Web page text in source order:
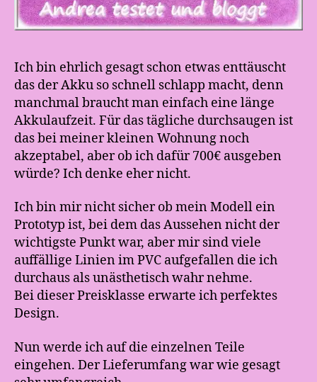
Ich bin ehrlich gesagt schon etwas enttäuscht
das der Akku so schnell schlapp macht, denn
manchmal braucht man einfach eine länge
Akkulaufzeit. Für das tägliche durchsaugen ist
das bei meiner kleinen Wohnung noch
akzeptabel, aber ob ich dafür 700€ ausgeben
würde? Ich denke eher nicht.
Ich bin mir nicht sicher ob mein Modell ein
Prototyp ist, bei dem das Aussehen nicht der
wichtigste Punkt war, aber mir sind viele
auffällige Linien im PVC aufgefallen die ich
durchaus als unästhetisch wahr nehme.
Bei dieser Preisklasse erwarte ich perfektes
Design.
Nun werde ich auf die einzelnen Teile
eingehen. Der Lieferumfang war wie gesagt